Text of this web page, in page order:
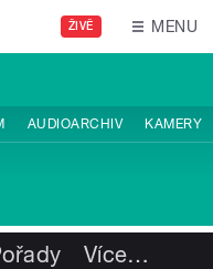
ŽIVĚ MENU
AUDIOARCHIV KAMERY
Více…